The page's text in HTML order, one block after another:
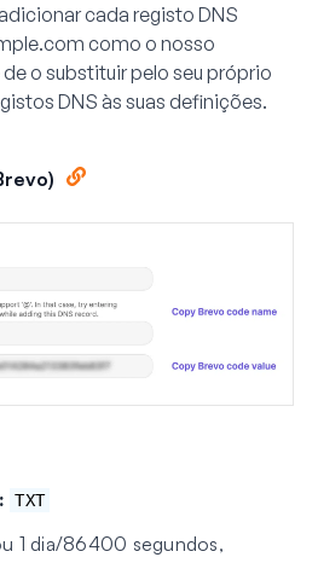
cada registo DNS
como o nosso
o substituir pelo seu próprio
DNS às suas definições.
TXT
1 dia/86400 segundos,